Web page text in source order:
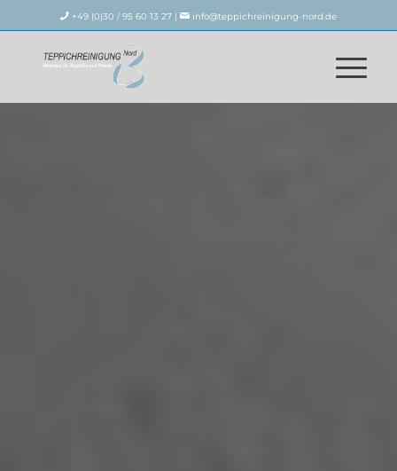
+49 (0)30 / 95 60 13 27 | info@teppichreinigung-nord.de